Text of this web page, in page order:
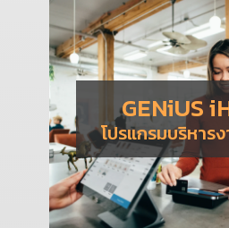
GENiUS
โปรแกรมบริหาร